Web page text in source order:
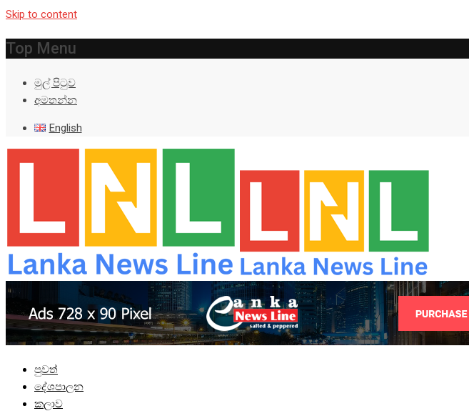
Skip to content
Top Menu
මුල් පිටුව
අමතන්න
English
පුවත්
දේශපාලන
කලාව